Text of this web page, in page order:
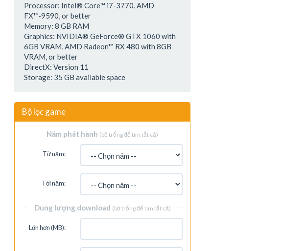
Processor: Intel® Core™ i7-3770, AMD
FX™-9590, or better
Memory: 8 GB RAM
Graphics: NVIDIA® GeForce® GTX 1060 with
6GB VRAM, AMD Radeon™ RX 480 with 8GB
VRAM, or better
DirectX: Version 11
Storage: 35 GB available space
Bộ lọc game
Năm phát hành (bỏ trống để tìm tất cả)
Từ năm:
Tới năm:
Dung lượng download (bỏ trống để tìm tất cả)
Lớn hơn (MB):